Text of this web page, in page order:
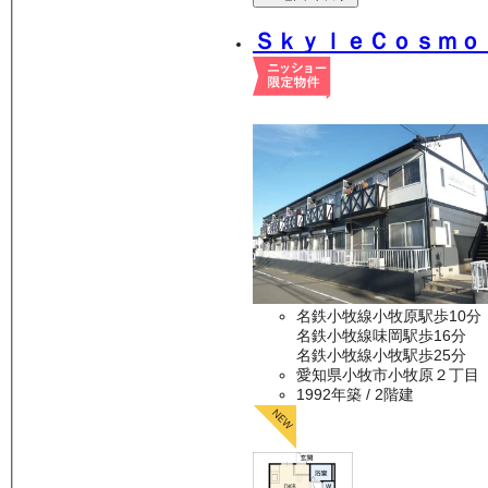
ＳｋｙｌｅＣｏｓｍ
名鉄小牧線小牧原駅歩10分
名鉄小牧線味岡駅歩16分
名鉄小牧線小牧駅歩25分
愛知県小牧市小牧原２丁目
1992年築 / 2階建